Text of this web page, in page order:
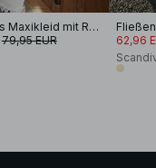
gesmoktes Maxikleid mit Rüschen
79,95 EUR
62,96